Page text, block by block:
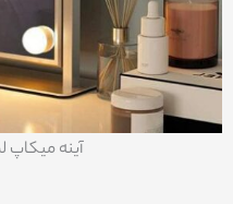
آینه